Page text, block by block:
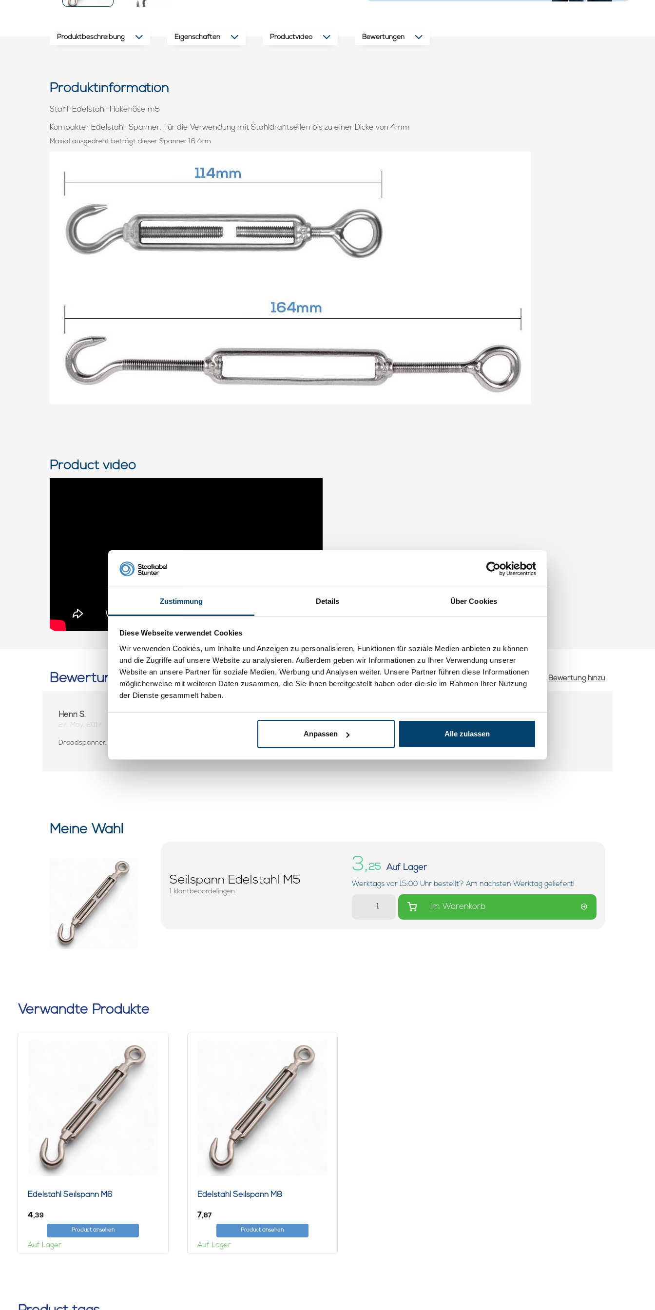
Zustimmung Details Über Cookies
Diese Webseite verwendet Cookies
Wir verwenden Cookies, um Inhalte und Anzeigen zu personalisieren, Funktionen für soziale Medien anbieten zu können
und die Zugriffe auf unsere Website zu analysieren. Außerdem geben wir Informationen zu Ihrer Verwendung unserer
Website an unsere Partner für soziale Medien, Werbung und Analysen weiter. Unsere Partner führen diese Informationen
möglicherweise mit weiteren Daten zusammen, die Sie ihnen bereitgestellt haben oder die sie im Rahmen Ihrer Nutzung
der Dienste gesammelt haben.
Anpassen Alle zulassen
Produktbeschreibung Eigenschaften Productvideo Bewertungen
Produktinformation
Stahl-Edelstahl-Hakenöse m5
Kompakter Edelstahl-Spanner. Für die Verwendung mit Stahldrahtseilen bis zu einer Dicke von 4mm
Maxial ausgedreht beträgt dieser Spanner 16.4cm
Product video
Bewertungen Fügen Sie Ihre Bewertung hinzu
Henri S.
27, May, 2017
Draadspanner. Handig en slim ding .
Meine Wahl
Seilspann Edelstahl M5
1 klantbeoordelingen
3,25 Auf Lager
Werktags vor 15:00 Uhr bestellt? Am nächsten Werktag geliefert!
Im Warenkorb
Verwandte Produkte
Edelstahl Seilspann M6
4,39
Product ansehen
Auf Lager
Edelstahl Seilspann M8
7,87
Product ansehen
Auf Lager